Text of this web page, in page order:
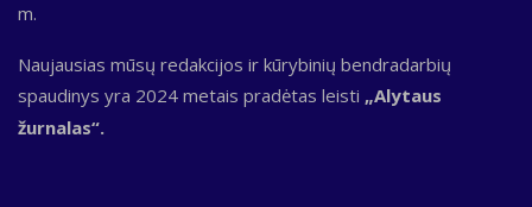
m.
Naujausias mūsų redakcijos ir kūrybinių bendradarbių
spaudinys yra 2024 metais pradėtas leisti „Alytaus
žurnalas“.